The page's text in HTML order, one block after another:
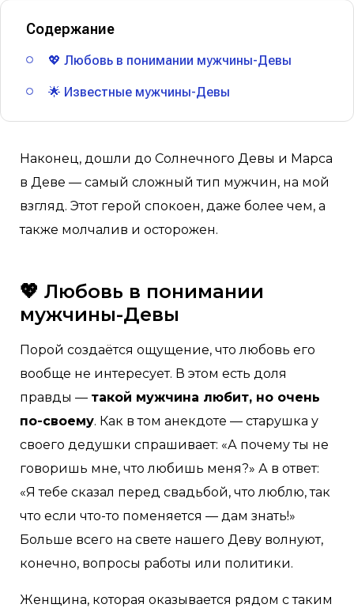
Содержание
💖 Любовь в понимании мужчины-Девы
🌟 Известные мужчины-Девы
Наконец, дошли до Солнечного Девы и Марса
в Деве — самый сложный тип мужчин, на мой
взгляд. Этот герой спокоен, даже более чем, а
также молчалив и осторожен.
💖 Любовь в понимании
мужчины-Девы
Порой создаётся ощущение, что любовь его
вообще не интересует. В этом есть доля
правды — такой мужчина любит, но очень
по-своему. Как в том анекдоте — старушка у
своего дедушки спрашивает: «А почему ты не
говоришь мне, что любишь меня?» А в ответ:
«Я тебе сказал перед свадьбой, что люблю, так
что если что-то поменяется — дам знать!»
Больше всего на свете нашего Деву волнуют,
конечно, вопросы работы или политики.
Женщина, которая оказывается рядом с таким